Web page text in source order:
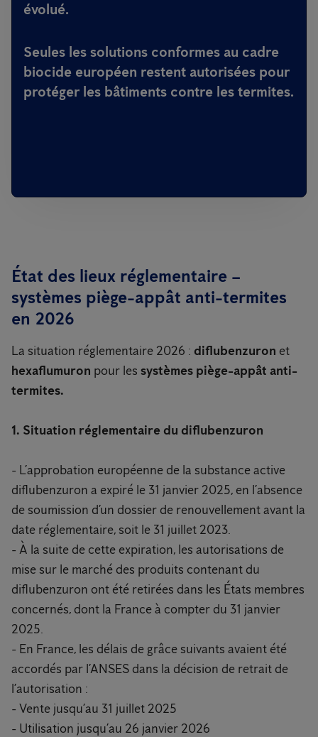
évolué.
Seules les solutions conformes au cadre
biocide européen restent autorisées pour
protéger les bâtiments contre les termites.
État des lieux réglementaire –
systèmes piège-appât anti-termites
en 2026
La situation réglementaire 2026 : diflubenzuron et
hexaflumuron pour les systèmes piège-appât anti-
termites.
1. Situation réglementaire du diflubenzuron
- L’approbation européenne de la substance active
diflubenzuron a expiré le 31 janvier 2025, en l’absence
de soumission d’un dossier de renouvellement avant la
date réglementaire, soit le 31 juillet 2023.
- À la suite de cette expiration, les autorisations de
mise sur le marché des produits contenant du
diflubenzuron ont été retirées dans les États membres
concernés, dont la France à compter du 31 janvier
2025.
- En France, les délais de grâce suivants avaient été
accordés par l’ANSES dans la décision de retrait de
l’autorisation :
- Vente jusqu’au 31 juillet 2025
- Utilisation jusqu’au 26 janvier 2026